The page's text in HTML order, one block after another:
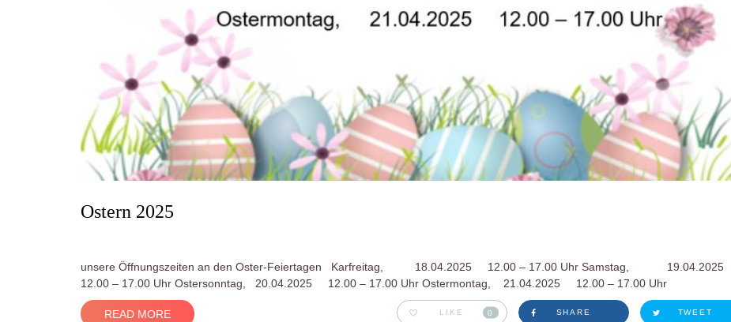
Ostern 2025
unsere Öffnungszeiten an den Oster-Feiertagen Karfreitag, 18.04.2025 12.00 – 17.00 Uhr Samstag, 19.04.2025
12.00 – 17.00 Uhr Ostersonntag, 20.04.2025 12.00 – 17.00 Uhr Ostermontag, 21.04.2025 12.00 – 17.00 Uhr
READ MORE LIKE 0 SHARE TWEET